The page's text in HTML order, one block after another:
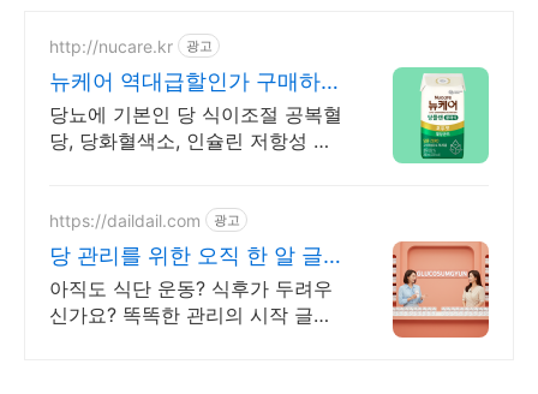
http://nucare.kr 광고
뉴케어 역대급할인가 구매하기
본사 직영 콜센터 운영
당뇨에 기본인 당 식이조절 공복혈
당, 당화혈색소, 인슐린 저항성 개
https://daildail.com 광고
당 관리를 위한 오직 한 알 글루
코섬균
아직도 식단 운동? 식후가 두려우
신가요? 똑똑한 관리의 시작 글루